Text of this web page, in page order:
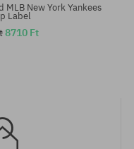
New York Yankees
Label
8710 Ft